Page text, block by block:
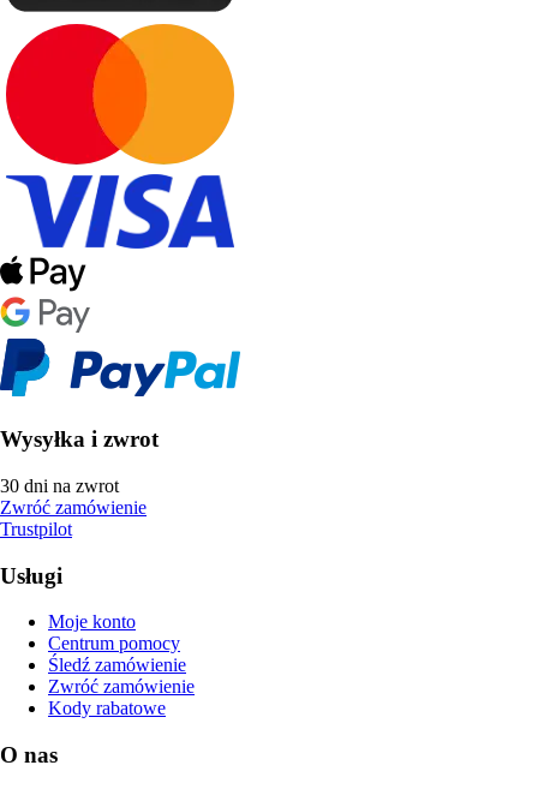
Wysyłka i zwrot
30 dni na zwrot
Zwróć zamówienie
Trustpilot
Usługi
Moje konto
Centrum pomocy
Śledź zamówienie
Zwróć zamówienie
Kody rabatowe
O nas